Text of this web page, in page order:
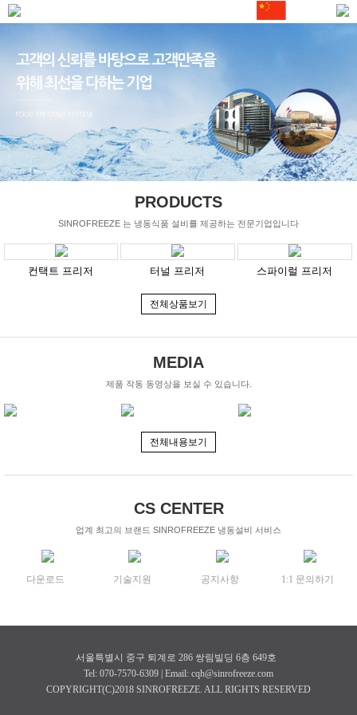
PRODUCTS
SINROFREEZE 는 냉동식품 설비를 제공하는 전문기업입니다
컨택트 프리저 터널 프리저 스파이럴 프리저
전체상품보기
MEDIA
제품 작동 동영상을 보실 수 있습니다.
전체내용보기
CS CENTER
업계 최고의 브랜드 SINROFREEZE 냉동설비 서비스
다운로드 기술지원 공지사항 1:1 문의하기
서울특별시 중구 퇴계로 286 쌍림빌딩 6층 649호
Tel: 070-7570-6309 | Email: cqh@sinrofreeze.com
COPYRIGHT(C)2018 SINROFREEZE. ALL RIGHTS RESERVED